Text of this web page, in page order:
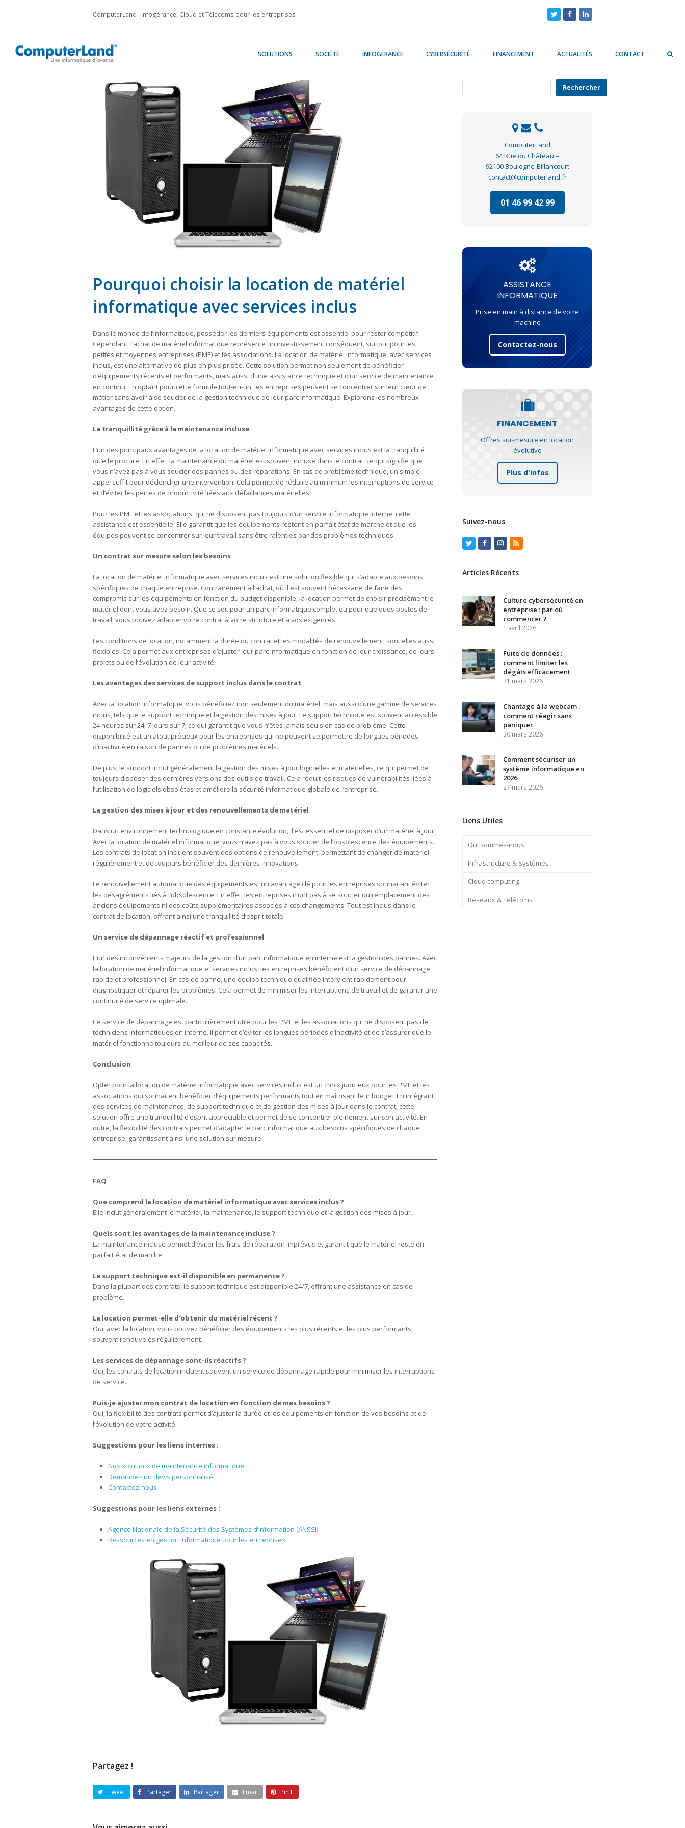
ComputerLand : Infogérance, Cloud et Télécoms pour les entreprises TwitterFacebookLinkedIn
SOLUTIONS SOCIÉTÉ INFOGÉRANCE CYBERSÉCURITÉ FINANCEMENT ACTUALITÉS CONTACT
Pourquoi choisir la location de matériel
informatique avec services inclus
Dans le monde de l’informatique, posséder les derniers équipements est essentiel pour rester compétitif.
Cependant, l’achat de matériel informatique représente un investissement conséquent, surtout pour les
petites et moyennes entreprises (PME) et les associations. La location de matériel informatique, avec services
inclus, est une alternative de plus en plus prisée. Cette solution permet non seulement de bénéficier
d’équipements récents et performants, mais aussi d’une assistance technique et d’un service de maintenance
en continu. En optant pour cette formule tout-en-un, les entreprises peuvent se concentrer sur leur cœur de
métier sans avoir à se soucier de la gestion technique de leur parc informatique. Explorons les nombreux
avantages de cette option.
La tranquillité grâce à la maintenance incluse
L’un des principaux avantages de la location de matériel informatique avec services inclus est la tranquillité
qu’elle procure. En effet, la maintenance du matériel est souvent incluse dans le contrat, ce qui signifie que
vous n’avez pas à vous soucier des pannes ou des réparations. En cas de problème technique, un simple
appel suffit pour déclencher une intervention. Cela permet de réduire au minimum les interruptions de service
et d’éviter les pertes de productivité liées aux défaillances matérielles.
Pour les PME et les associations, qui ne disposent pas toujours d’un service informatique interne, cette
assistance est essentielle. Elle garantit que les équipements restent en parfait état de marche et que les
équipes peuvent se concentrer sur leur travail sans être ralenties par des problèmes techniques.
Un contrat sur mesure selon les besoins
La location de matériel informatique avec services inclus est une solution flexible qui s’adapte aux besoins
spécifiques de chaque entreprise. Contrairement à l’achat, où il est souvent nécessaire de faire des
compromis sur les équipements en fonction du budget disponible, la location permet de choisir précisément le
matériel dont vous avez besoin. Que ce soit pour un parc informatique complet ou pour quelques postes de
travail, vous pouvez adapter votre contrat à votre structure et à vos exigences.
Les conditions de location, notamment la durée du contrat et les modalités de renouvellement, sont elles aussi
flexibles. Cela permet aux entreprises d’ajuster leur parc informatique en fonction de leur croissance, de leurs
projets ou de l’évolution de leur activité.
Les avantages des services de support inclus dans le contrat
Avec la location informatique, vous bénéficiez non seulement du matériel, mais aussi d’une gamme de services
inclus, tels que le support technique et la gestion des mises à jour. Le support technique est souvent accessible
24 heures sur 24, 7 jours sur 7, ce qui garantit que vous n’êtes jamais seuls en cas de problème. Cette
disponibilité est un atout précieux pour les entreprises qui ne peuvent se permettre de longues périodes
d’inactivité en raison de pannes ou de problèmes matériels.
De plus, le support inclut généralement la gestion des mises à jour logicielles et matérielles, ce qui permet de
toujours disposer des dernières versions des outils de travail. Cela réduit les risques de vulnérabilités liées à
l’utilisation de logiciels obsolètes et améliore la sécurité informatique globale de l’entreprise.
La gestion des mises à jour et des renouvellements de matériel
Dans un environnement technologique en constante évolution, il est essentiel de disposer d’un matériel à jour.
Avec la location de matériel informatique, vous n’avez pas à vous soucier de l’obsolescence des équipements.
Les contrats de location incluent souvent des options de renouvellement, permettant de changer de matériel
régulièrement et de toujours bénéficier des dernières innovations.
Le renouvellement automatique des équipements est un avantage clé pour les entreprises souhaitant éviter
les désagréments liés à l’obsolescence. En effet, les entreprises n’ont pas à se soucier du remplacement des
anciens équipements ni des coûts supplémentaires associés à ces changements. Tout est inclus dans le
contrat de location, offrant ainsi une tranquillité d’esprit totale.
Un service de dépannage réactif et professionnel
L’un des inconvénients majeurs de la gestion d’un parc informatique en interne est la gestion des pannes. Avec
la location de matériel informatique et services inclus, les entreprises bénéficient d’un service de dépannage
rapide et professionnel. En cas de panne, une équipe technique qualifiée intervient rapidement pour
diagnostiquer et réparer les problèmes. Cela permet de minimiser les interruptions de travail et de garantir une
continuité de service optimale.
Ce service de dépannage est particulièrement utile pour les PME et les associations qui ne disposent pas de
techniciens informatiques en interne. Il permet d’éviter les longues périodes d’inactivité et de s’assurer que le
matériel fonctionne toujours au meilleur de ses capacités.
Conclusion
Opter pour la location de matériel informatique avec services inclus est un choix judicieux pour les PME et les
associations qui souhaitent bénéficier d’équipements performants tout en maîtrisant leur budget. En intégrant
des services de maintenance, de support technique et de gestion des mises à jour dans le contrat, cette
solution offre une tranquillité d’esprit appréciable et permet de se concentrer pleinement sur son activité. En
outre, la flexibilité des contrats permet d’adapter le parc informatique aux besoins spécifiques de chaque
entreprise, garantissant ainsi une solution sur mesure.
FAQ
Que comprend la location de matériel informatique avec services inclus ?
Elle inclut généralement le matériel, la maintenance, le support technique et la gestion des mises à jour.
Quels sont les avantages de la maintenance incluse ?
La maintenance incluse permet d’éviter les frais de réparation imprévus et garantit que le matériel reste en
parfait état de marche.
Le support technique est-il disponible en permanence ?
Dans la plupart des contrats, le support technique est disponible 24/7, offrant une assistance en cas de
problème.
La location permet-elle d’obtenir du matériel récent ?
Oui, avec la location, vous pouvez bénéficier des équipements les plus récents et les plus performants,
souvent renouvelés régulièrement.
Les services de dépannage sont-ils réactifs ?
Oui, les contrats de location incluent souvent un service de dépannage rapide pour minimiser les interruptions
de service.
Puis-je ajuster mon contrat de location en fonction de mes besoins ?
Oui, la flexibilité des contrats permet d’ajuster la durée et les équipements en fonction de vos besoins et de
l’évolution de votre activité.
Suggestions pour les liens internes :
Nos solutions de maintenance informatique
Demandez un devis personnalisé
Contactez-nous
Suggestions pour les liens externes :
Agence Nationale de la Sécurité des Systèmes d’Information (ANSSI)
Ressources en gestion informatique pour les entreprises
Partagez !
Tweet Partager Partager Email Pin It
Rechercher
ComputerLand
64 Rue du Château –
92100 Boulogne-Billancourt
contact@computerland.fr
01 46 99 42 99
ASSISTANCE
INFORMATIQUE
Prise en main à distance de votre
machine
Contactez-nous
FINANCEMENT
Offres sur-mesure en location
évolutive
Plus d'infos
Suivez-nous
TwitterFacebook
Instagram
RSS
Articles Récents
Culture cybersécurité en
entreprise : par où
commencer ?
1 avril 2026
Fuite de données :
comment limiter les
dégâts efficacement
31 mars 2026
Chantage à la webcam :
comment réagir sans
paniquer
30 mars 2026
Comment sécuriser un
système informatique en
2026
27 mars 2026
Liens Utiles
Qui sommes-nous
Infrastructure & Systèmes
Cloud computing
Réseaux & Télécoms